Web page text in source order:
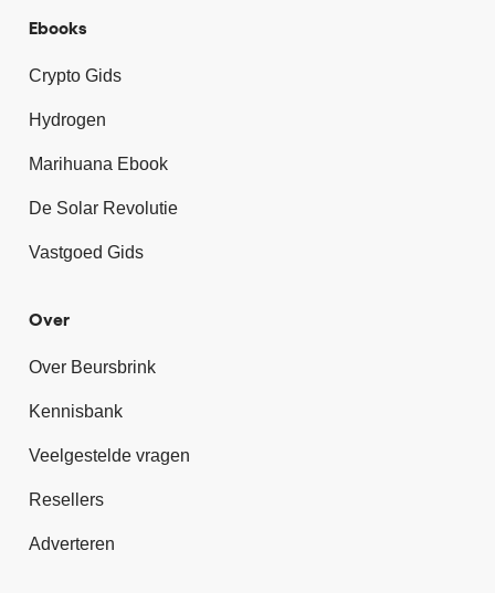
Ebooks
Crypto Gids
Hydrogen
Marihuana Ebook
De Solar Revolutie
Vastgoed Gids
Over
Over Beursbrink
Kennisbank
Veelgestelde vragen
Resellers
Adverteren